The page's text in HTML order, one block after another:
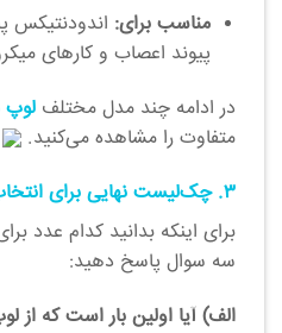
مناسب برای:اندودنتیکس
پیوند اعصاب و کارهای
در ادامه چند مدل مختلف لوپ
متفاوت را مشاهده می‌کنید.
۳. چک‌لیست نهایی برای انتخاب هوشمندانه
برای اینکه بدانید کدام عدد
سه سوال پاسخ دهید:
الف) آیا اولین بار است که از